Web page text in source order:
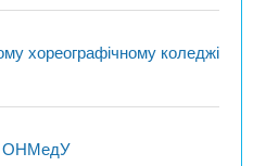
хореографічному коледжі
ОНМедУ